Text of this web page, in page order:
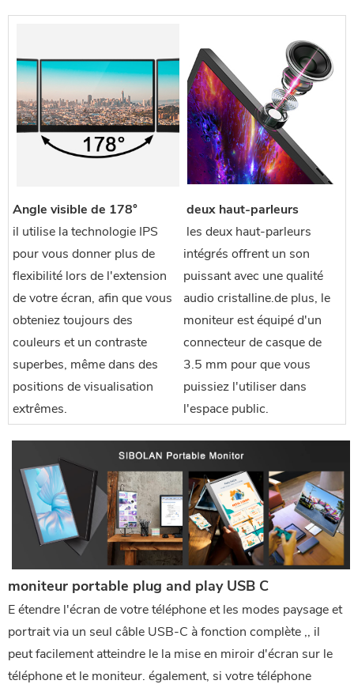
Angle visible de 178°
il utilise la technologie IPS
pour vous donner plus de
flexibilité lors de l'extension
de votre écran, afin que vous
obteniez toujours des
couleurs et un contraste
superbes, même dans des
positions de visualisation
extrêmes.
deux haut-parleurs
intégrés offrent un son
puissant avec une qualité
audio cristalline.de plus, le
moniteur est équipé d'un
connecteur de casque de
3.5 mm pour que vous
puissiez l'utiliser dans
l'espace public.
moniteur portable plug and play USB C
E étendre l'écran de votre téléphone et les modes paysage et
portrait via un seul câble USB-C à fonction complète ,, il
peut facilement atteindre le la mise en miroir d'écran sur le
téléphone et le moniteur. également, si votre téléphone